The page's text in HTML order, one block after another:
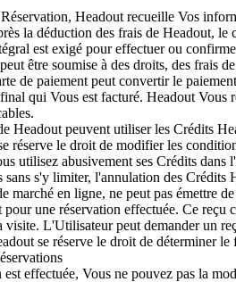
Headout recueille Vos
la déduction des frais de Headout,
est exigé pour effectuer ou
être soumise à des droits, des frais
de paiement peut convertir le
qui Vous est facturé. Headout Vous
Headout peuvent utiliser les Crédits
réserve le droit de modifier les
utilisez abusivement ses Crédits
sans s'y limiter, l'annulation des Crédits
marché en ligne, ne peut pas émettre
une réservation effectuée. Ce
visite. L'Utilisateur peut demander un
se réserve le droit de déterminer
effectuée, Vous ne pouvez pas la